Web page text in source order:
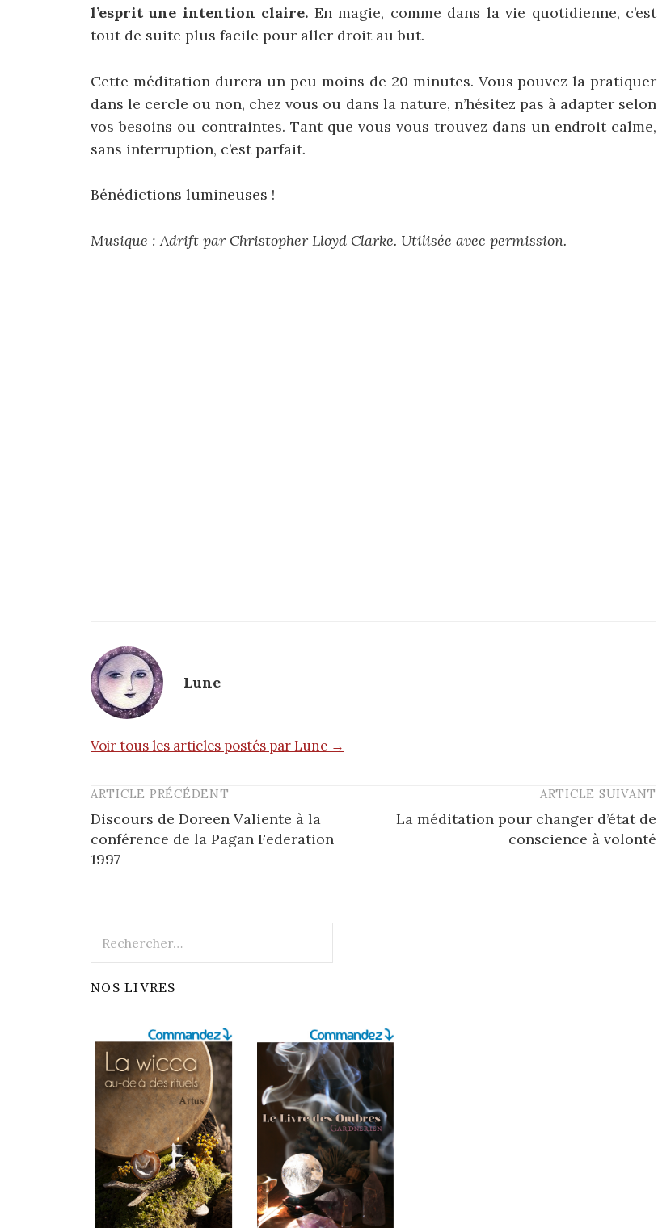
l’esprit une intention claire. En magie, comme dans la vie quotidienne, c’est
tout de suite plus facile pour aller droit au but.
Cette méditation durera un peu moins de 20 minutes. Vous pouvez la pratiquer
dans le cercle ou non, chez vous ou dans la nature, n’hésitez pas à adapter selon
vos besoins ou contraintes. Tant que vous vous trouvez dans un endroit calme,
sans interruption, c’est parfait.
Bénédictions lumineuses !
Musique : Adrift par Christopher Lloyd Clarke. Utilisée avec permission.
Lune
Voir tous les articles postés par Lune →
Post
navigation
ARTICLE PRÉCÉDENT
Discours de Doreen Valiente à la
conférence de la Pagan Federation
1997
ARTICLE SUIVANT
La méditation pour changer d’état de
conscience à volonté
NOS LIVRES